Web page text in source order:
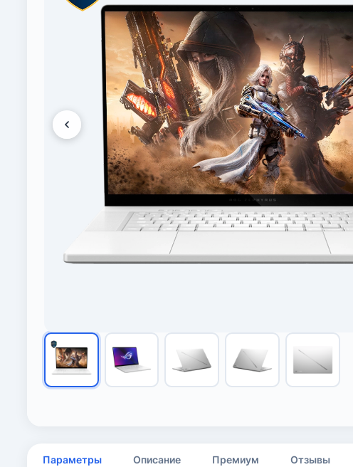
Параметры Описание Премиум Отзывы